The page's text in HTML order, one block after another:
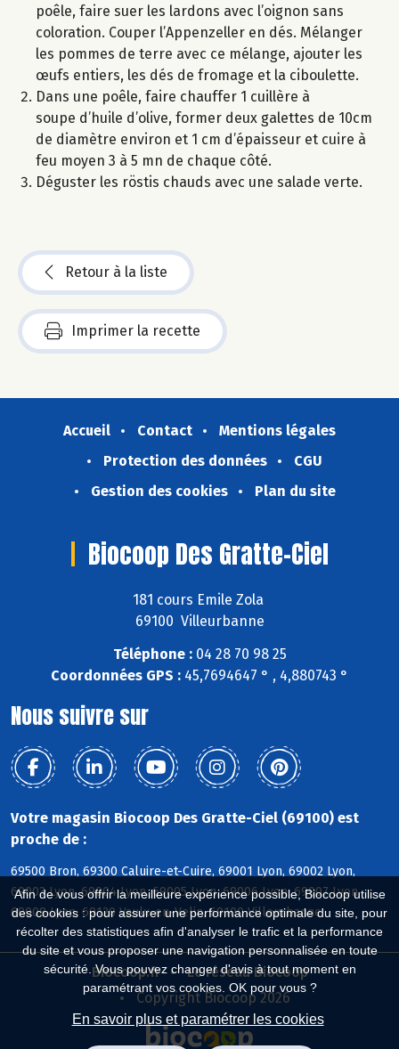
Afin de vous offrir la meilleure expérience possible, Biocoop utilise
des cookies : pour assurer une performance optimale du site, pour
récolter des statistiques afin d'analyser le trafic et la performance
du site et vous proposer une navigation personnalisée en toute
sécurité. Vous pouvez changer d'avis à tout moment en
paramétrant vos cookies. OK pour vous ?
En savoir plus et paramétrer les cookies
poêle, faire suer les lardons avec l’oignon sans
coloration. Couper l’Appenzeller en dés. Mélanger
les pommes de terre avec ce mélange, ajouter les
œufs entiers, les dés de fromage et la ciboulette.
Dans une poêle, faire chauffer 1 cuillère à
soupe d’huile d’olive, former deux galettes de 10cm
de diamètre environ et 1 cm d’épaisseur et cuire à
feu moyen 3 à 5 mn de chaque côté.
Déguster les röstis chauds avec une salade verte.
Retour à la liste
Imprimer la recette
Accueil Contact
Mentions légales
Protection des données
CGU
Gestion des cookies
Plan du site
Biocoop Des Gratte-Ciel
181 cours Emile Zola
69100 Villeurbanne
Téléphone :04 28 70 98 25
Coordonnées GPS : 45,7694647 ° , 4,880743 °
Nous suivre sur
Votre magasin Biocoop Des Gratte-Ciel (69100) est
proche de :
69500 Bron, 69300 Caluire-et-Cuire, 69001 Lyon, 69002 Lyon,
69003 Lyon, 69004 Lyon, 69005 Lyon, 69006 Lyon, 69007 Lyon,
69008 Lyon, 69120 Vaulx-en-Velin, 69100 Villeurbanne
Biocoop.fr
Le réseau Biocoop
Copyright Biocoop 2026